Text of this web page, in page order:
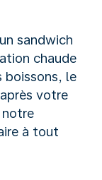
sandwich
chaude
boissons, le
votre
notre
à tout